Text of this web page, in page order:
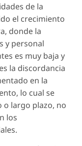
de la
el crecimiento
donde la
y personal
es muy baja y
la discordancia
en la
lo cual se
o largo plazo, no
los